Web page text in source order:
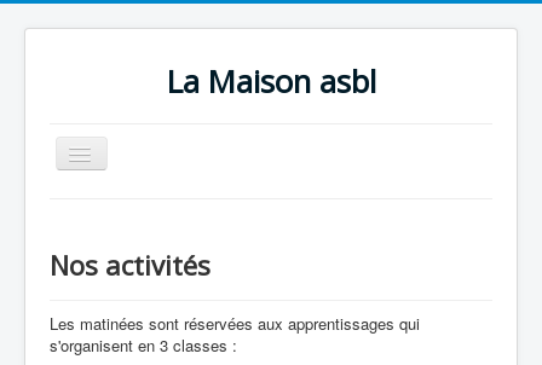
La Maison asbl
Basculer
la
Qui sommes-nous ?
Infos pratiques
Nos activités
Les matinées sont réservées aux apprentissages qui
s'organisent en 3 classes :